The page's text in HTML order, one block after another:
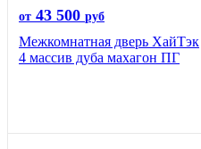
от 43 500 руб
Межкомнатная дверь ХайТэк
4 массив дуба махагон ПГ